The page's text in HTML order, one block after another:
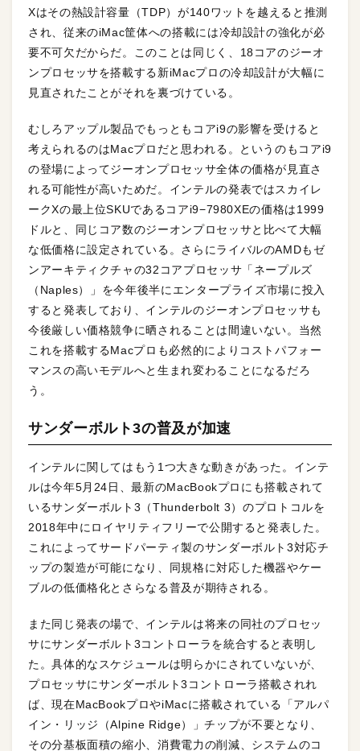
Xはその熱設計容量（TDP）が140ワットを越えると推測
され、従来のiMac筐体への搭載には冷却設計の強化が必
要不可欠だからだ。このことは同じく、18コアのジーオ
ンプロセッサを搭載する新iMacプロの冷却設計が大幅に
見直されたことがそれを裏づけている。
むしろアップル製品でもっともコアi9の影響を受けると
考えられるのはMacプロだと思われる。というのもコアi9
の登場によってジーオンプロセッサ全体の価格が見直さ
れる可能性が高いためだ。インテルの発表ではスカイレ
ークXの最上位SKUであるコアi9−7980XEの価格は1999
ドルと、同じコア数のジーオンプロセッサと比べて大幅
な低価格に設定されている。さらにライバルのAMDもゼ
ンアーキティクチャの32コアプロセッサ「ネープルズ
（Naples）」を今年後半にエンタープライズ市場に投入
すると発表しており、インテルのジーオンプロセッサも
今後厳しい価格競争に晒されることは間違いない。当然
これを搭載するMacプロも必然的によりコストパフォー
マンスの高いモデルへと生まれ変わることになるだろ
う。
サンダーボルト3の普及が加速
インテルに関してはもう1つ大きな動きがあった。インテ
ルは今年5月24日、最新のMacBookプロにも搭載されて
いるサンダーボルト3（Thunderbolt 3）のプロトコルを
2018年中にロイヤリティフリーで公開すると発表した。
これによってサードパーティ製のサンダーボルト3対応チ
ップの製造が可能になり、同規格に対応した機器やケー
ブルの低価格化とさらなる普及が期待される。
また同じ発表の場で、インテルは将来の同社のプロセッ
サにサンダーボルト3コントローラを統合すると表明し
た。具体的なスケジュールは明らかにされていないが、
プロセッサにサンダーボルト3コントローラ搭載されれ
ば、現在MacBookプロやiMacに搭載されている「アルパ
イン・リッジ（Alpine Ridge）」チップが不要となり、
その分基板面積の縮小、消費電力の削減、システムのコ